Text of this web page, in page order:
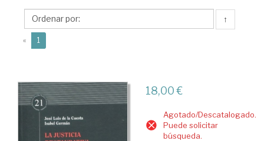
Luis
de
↑
« 1
18,00 €
Agotado/Descatalogado.
Puede solicitar
búsqueda.